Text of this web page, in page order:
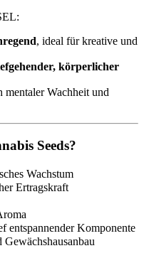
, ideal für kreative und
körperlicher
mentaler Wachheit und
Seeds?
Wachstum
Ertragskraft
entspannender Komponente